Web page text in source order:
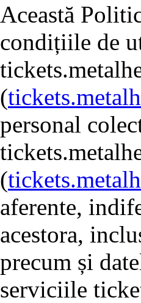
Această
condițiile de
(
personal
(
aferente,
acestora,
precum și
serviciile